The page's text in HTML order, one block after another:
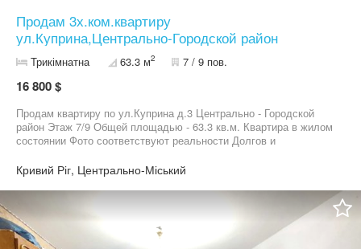
Продам 3х.ком.квартиру
ул.Куприна,Центрально-Городской район
Трикімнатна 63.3 м2 7 / 9 пов.
16 800 $
Продам квартиру по ул.Куприна д.3 Центрально - Городской
район Этаж 7/9 Общей площадью - 63.3 кв.м. Квартира в жилом
состоянии Фото соответствуют реальности Долгов и
Кривий Ріг, Центрально-Міський